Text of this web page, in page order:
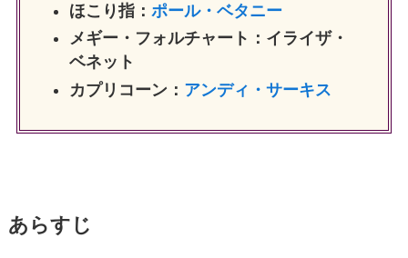
ほこり指： ポール・ベタニー
メギー・フォルチャート：イライザ・
ベネット
カプリコーン： アンディ・サーキス
あらすじ